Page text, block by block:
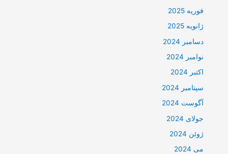
فوریه 2025
ژانویه 2025
دسامبر 2024
نوامبر 2024
اکتبر 2024
سپتامبر 2024
آگوست 2024
جولای 2024
ژوئن 2024
می 2024